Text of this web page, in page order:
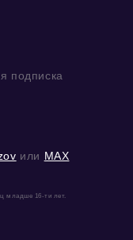
подписка
или MAX
младше 16-ти лет.